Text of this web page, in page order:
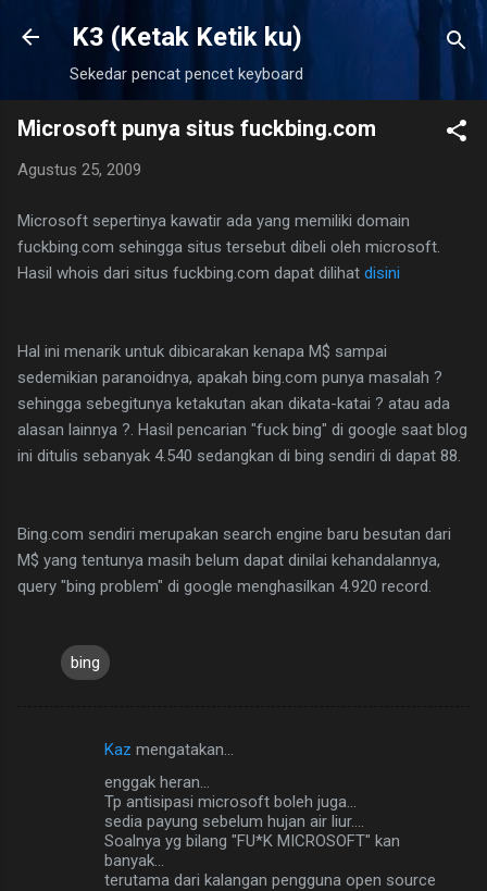
Langsung ke konten utama
K3 (Ketak Ketik ku)
Sekedar pencat pencet keyboard
Microsoft punya situs fuckbing.com
Agustus 25, 2009
Microsoft sepertinya kawatir ada yang memiliki domain
fuckbing.com sehingga situs tersebut dibeli oleh microsoft.
Hasil whois dari situs fuckbing.com dapat dilihat disini
Hal ini menarik untuk dibicarakan kenapa M$ sampai
sedemikian paranoidnya, apakah bing.com punya masalah ?
sehingga sebegitunya ketakutan akan dikata-katai ? atau ada
alasan lainnya ?. Hasil pencarian "fuck bing" di google saat blog
ini ditulis sebanyak 4.540 sedangkan di bing sendiri di dapat 88.
Bing.com sendiri merupakan search engine baru besutan dari
M$ yang tentunya masih belum dapat dinilai kehandalannya,
query "bing problem" di google menghasilkan 4.920 record.
bing
Kaz mengatakan…
enggak heran...
Tp antisipasi microsoft boleh juga...
sedia payung sebelum hujan air liur....
Soalnya yg bilang "FU*K MICROSOFT" kan
banyak...
terutama dari kalangan pengguna open source